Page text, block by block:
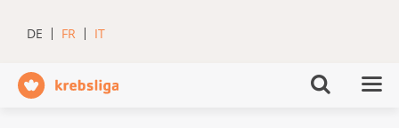
DE FR IT